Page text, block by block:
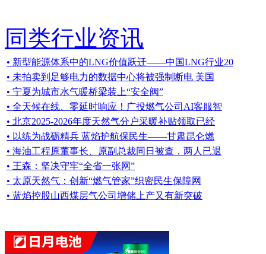
矿权
[行业资讯搜索] [加入
• 新型能源体系中的LNG价值跃迁——中国LNG行业20